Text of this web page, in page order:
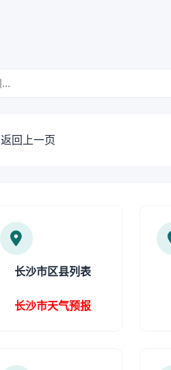
返回上一页
长沙市区县列表
长沙市天气预报